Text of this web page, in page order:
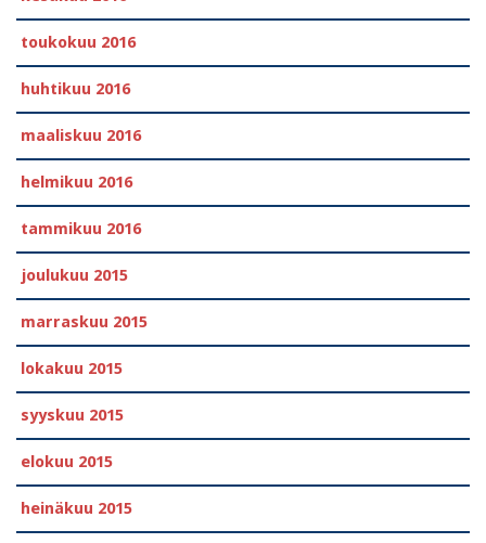
toukokuu 2016
huhtikuu 2016
maaliskuu 2016
helmikuu 2016
tammikuu 2016
joulukuu 2015
marraskuu 2015
lokakuu 2015
syyskuu 2015
elokuu 2015
heinäkuu 2015